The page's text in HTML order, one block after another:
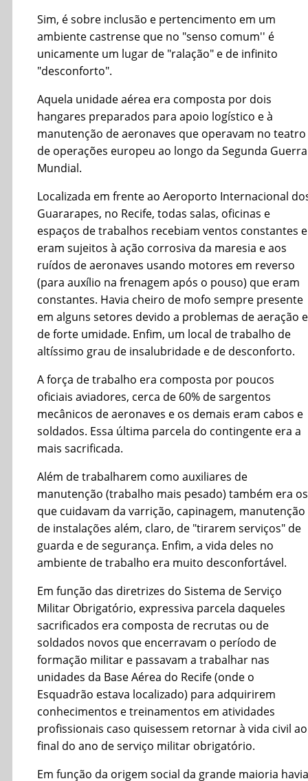
Sim, é sobre inclusão e pertencimento em um
ambiente castrense que no "senso comum'' é
unicamente um lugar de "ralação" e de infinito
"desconforto".
Aquela unidade aérea era composta por dois
hangares preparados para apoio logístico e à
manutenção de aeronaves que operavam no teatro
de operações europeu ao longo da Segunda Guerra
Mundial.
Localizada em frente ao Aeroporto Internacional
Guararapes, no Recife, todas salas, oficinas e
espaços de trabalhos recebiam ventos constantes e
eram sujeitos à ação corrosiva da maresia e aos
ruídos de aeronaves usando motores em reverso
(para auxílio na frenagem após o pouso) que eram
constantes. Havia cheiro de mofo sempre presente
em alguns setores devido a problemas de aeração e
de forte umidade. Enfim, um local de trabalho de
altíssimo grau de insalubridade e de desconforto.
A força de trabalho era composta por poucos
oficiais aviadores, cerca de 60% de sargentos
mecânicos de aeronaves e os demais eram cabos e
soldados. Essa última parcela do contingente era a
mais sacrificada.
Além de trabalharem como auxiliares de
manutenção (trabalho mais pesado) também era os
que cuidavam da varrição, capinagem, manutenção
de instalações além, claro, de "tirarem serviços" de
guarda e de segurança. Enfim, a vida deles no
ambiente de trabalho era muito desconfortável.
Em função das diretrizes do Sistema de Serviço
Militar Obrigatório, expressiva parcela daqueles
sacrificados era composta de recrutas ou de
soldados novos que encerravam o período de
formação militar e passavam a trabalhar nas
unidades da Base Aérea do Recife (onde o
Esquadrão estava localizado) para adquirirem
conhecimentos e treinamentos em atividades
profissionais caso quisessem retornar à vida civil ao
final do ano de serviço militar obrigatório.
Em função da origem social da grande maioria havia